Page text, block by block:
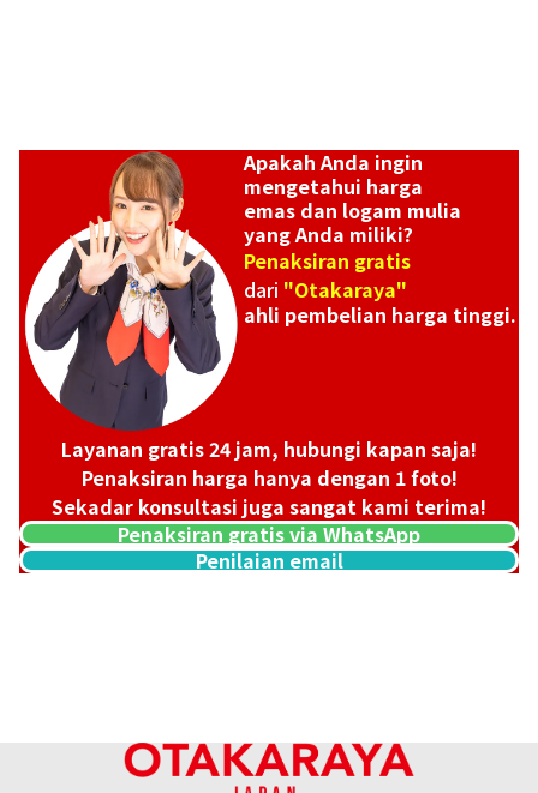
Referensi Harga Buyback
Apakah Anda ingin
mengetahui harga
emas dan logam mulia
yang Anda miliki?
Penaksiran gratis
dari "Otakaraya"
ahli pembelian harga tinggi.
Layanan gratis 24 jam, hubungi kapan saja!
Penaksiran harga hanya dengan 1 foto!
Sekadar konsultasi juga sangat kami terima!
Penaksiran gratis via WhatsApp
Penilaian email